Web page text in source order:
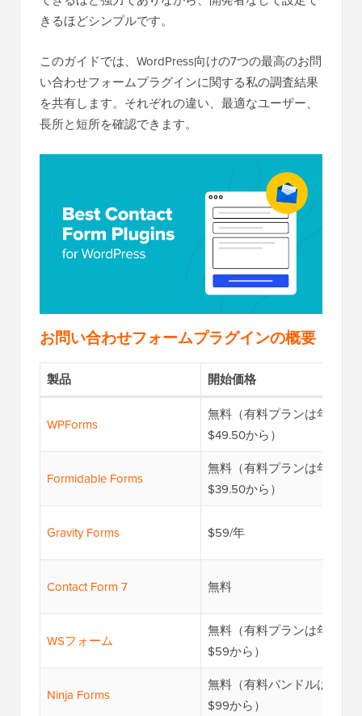
きるほどシンプルです。
このガイドでは、WordPress向けの7つの最高のお問
い合わせフォームプラグインに関する私の調査結果
を共有します。それぞれの違い、最適なユーザー、
長所と短所を確認できます。
お問い合わせフォームプラグインの概要
製品 開始価格
WPForms
無料（有料プランは年額
$49.50から）
Formidable Forms
無料（有料プランは年額
$39.50から）
Gravity Forms $59/年
Contact Form 7 無料
WSフォーム
無料（有料プランは年額
$59から）
Ninja Forms
無料（有料バンドルは年額
$99から）